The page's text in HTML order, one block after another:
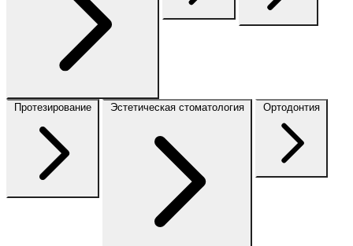
Протезирование Эстетическая стоматология Ортодонтия